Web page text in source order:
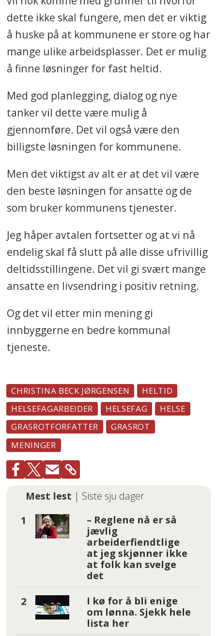
dette ikke skal fungere, men det er viktig
å huske på at kommunene er store og har
mange ulike arbeidsplasser. Det er mulig
å finne løsninger for fast heltid.
Med god planlegging, dialog og nye
tanker vil dette være mulig å
gjennomføre. Det vil også være den
billigste løsningen for kommunene.
Men det viktigst av alt er at det vil være
den beste løsningen for ansatte og de
som bruker kommunens tjenester.
Jeg håper avtalen fortsetter og at vi nå
endelig skal få slutt på alle disse ufrivillig
deltidsstillingene. Det vil gi svært mange
ansatte en livsendring i positiv retning.
Og det vil etter min mening gi
innbyggerne en bedre kommunal
tjeneste.
CHRISTINA BECK JØRGENSEN
HELTID
HELSEFAGARBEIDER
HELSEFAG
HELSE
GRASROTFORFATTER
GRASROT
MENINGER
Mest lest | Siste sju dager
– Reglene nå er så
jævlig
arbeiderfiendtlige
at jeg skjønner ikke
at folk kan svelge
det
I kø for å bli enige
om lønna. Sjekk hele
lista her